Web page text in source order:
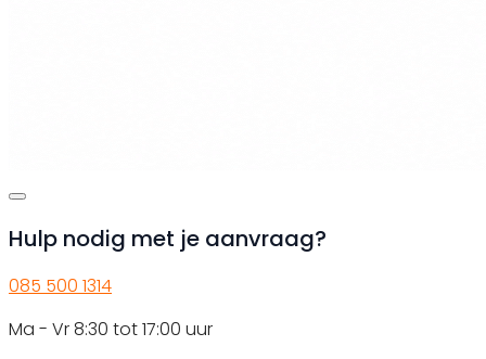
Hulp nodig met je aanvraag?
085 500 1314
Ma - Vr 8:30 tot 17:00 uur